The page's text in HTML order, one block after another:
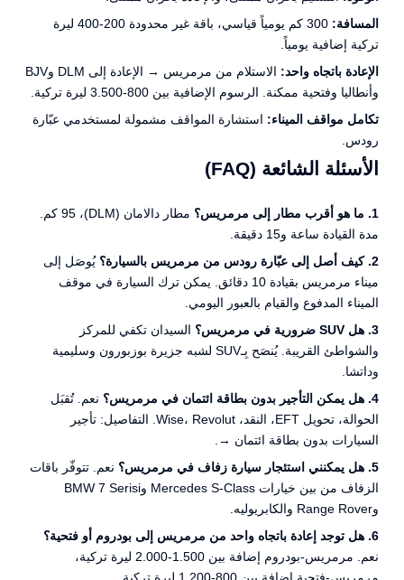
المسافة:
300 كم يومياً قياسي، باقة غير محدودة 200-400 ليرة
تركية إضافية يومياً.
الإعادة باتجاه واحد:
الاستلام من مرمريس → الإعادة إلى DLM وBJV
وأنطاليا وفتحية ممكنة. الرسوم الإضافية بين 800-3.500 ليرة تركية.
تكامل مواقف الميناء: استشارة المواقف مشمولة لمستخدمي عبّارة
رودس.
الأسئلة الشائعة (FAQ)
1. ما هو أقرب مطار إلى مرمريس؟
مطار دالامان (DLM)، 95 كم.
مدة القيادة ساعة و15 دقيقة.
2. كيف أصل إلى عبّارة رودس من مرمريس بالسيارة؟
يُوصَل إلى
ميناء مرمريس بقيادة 10 دقائق. يمكن ترك السيارة في موقف
الميناء المدفوع والقيام بالعبور اليومي.
3. هل SUV ضرورية في مرمريس؟
السيدان تكفي للمركز
والشواطئ القريبة. يُنصَح بِـSUV لشبه جزيرة بوزبورون وسليمية
وداتشا.
4. هل يمكن التأجير بدون بطاقة ائتمان في مرمريس؟
نعم. تُقبَل
الحوالة، تحويل EFT، النقد، Wise، Revolut. التفاصيل:
تأجير
السيارات بدون بطاقة ائتمان →
5. هل يمكنني استئجار سيارة زفاف في مرمريس؟
نعم. تتوفّر باقات
الزفاف من بين خيارات Mercedes S-Class وBMW 7 Serisi
وRange Rover والكابريوليه.
6. هل توجد إعادة باتجاه واحد من مرمريس إلى بودروم أو فتحية؟
نعم. مرمريس-بودروم إضافة بين 1.500-2.000 ليرة تركية،